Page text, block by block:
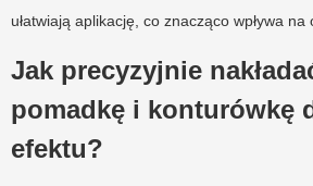
ułatwiają aplikację, co znacząco wpływa na
Jak precyzyjnie
pomadkę i konturówkę
efektu?